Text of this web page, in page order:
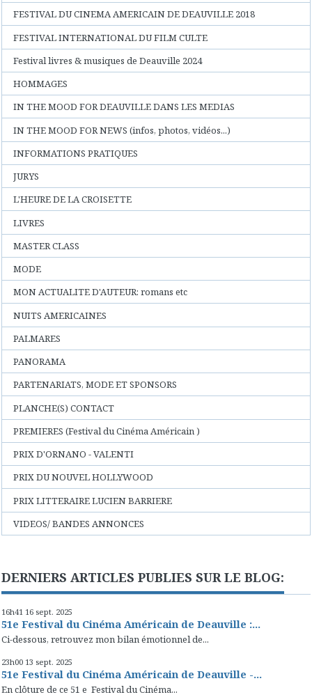
FESTIVAL DU CINEMA AMERICAIN DE DEAUVILLE 2018
FESTIVAL INTERNATIONAL DU FILM CULTE
Festival livres & musiques de Deauville 2024
HOMMAGES
IN THE MOOD FOR DEAUVILLE DANS LES MEDIAS
IN THE MOOD FOR NEWS (infos, photos, vidéos...)
INFORMATIONS PRATIQUES
JURYS
L'HEURE DE LA CROISETTE
LIVRES
MASTER CLASS
MODE
MON ACTUALITE D'AUTEUR: romans etc
NUITS AMERICAINES
PALMARES
PANORAMA
PARTENARIATS, MODE ET SPONSORS
PLANCHE(S) CONTACT
PREMIERES (Festival du Cinéma Américain )
PRIX D'ORNANO - VALENTI
PRIX DU NOUVEL HOLLYWOOD
PRIX LITTERAIRE LUCIEN BARRIERE
VIDEOS/ BANDES ANNONCES
DERNIERS ARTICLES PUBLIES SUR LE BLOG:
16h41 16 sept. 2025
51e Festival du Cinéma Américain de Deauville :...
Ci-dessous, retrouvez mon bilan émotionnel de...
23h00 13 sept. 2025
51e Festival du Cinéma Américain de Deauville -...
En clôture de ce 51 e Festival du Cinéma...